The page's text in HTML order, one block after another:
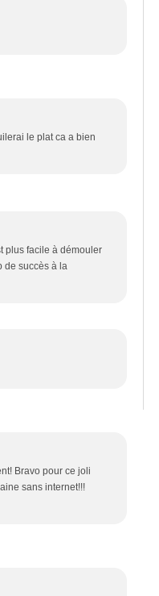
le plat ca a bien
plus facile à démouler
de succès à la
Bravo pour ce joli
sans internet!!!